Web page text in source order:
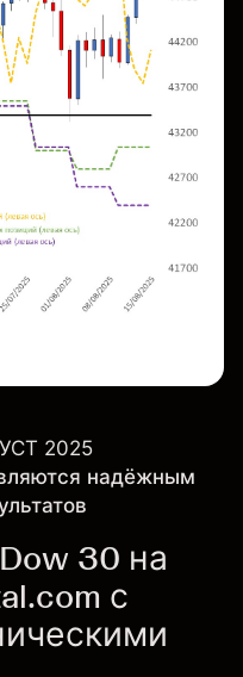
2025
надёжным
30 на
с